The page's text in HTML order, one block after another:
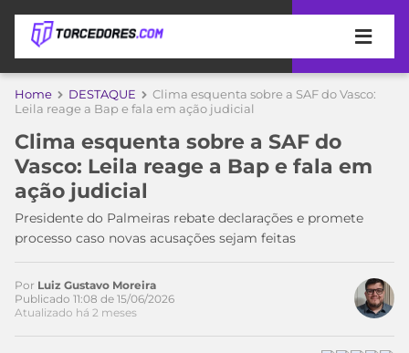
APOSTAS
DE
APOSTA
MELHORES
SITES
DE
APOSTAS
2026
COPA
DO
MUNDO
TIMES
MEU
TIME
CAMPEONATOS
Home DESTAQUE
Clima esquenta sobre a SAF do Vasco:
Leila reage a Bap e fala em ação judicial
Clima esquenta sobre a SAF do
Vasco: Leila reage a Bap e fala em
ação judicial
Presidente do Palmeiras rebate declarações e promete
processo caso novas acusações sejam feitas
Por Luiz Gustavo Moreira
Publicado 11:08 de 15/06/2026
Atualizado há 2 meses